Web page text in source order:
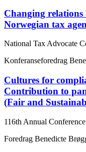
Changing relations
Norwegian tax
National Tax Advocate
Konferanseforedrag
Cultures for
Contribution to
(Fair and
116th Annual Conference
Foredrag Benedicte